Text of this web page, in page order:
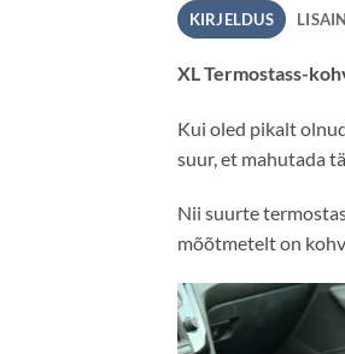
KIRJELDUS
XL Termostass-
Kui oled pikalt
suur, et mahutada
Nii suurte
mõõtmetelt on